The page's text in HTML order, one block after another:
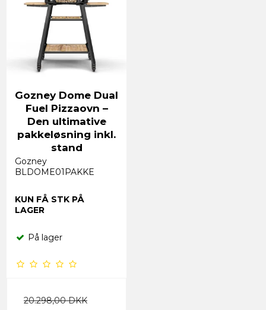
Gozney Dome Dual
Fuel Pizzaovn –
Den ultimative
pakkeløsning inkl.
stand
Gozney
BLDOME01PAKKE
KUN FÅ STK PÅ
LAGER
På lager
20.298,00 DKK